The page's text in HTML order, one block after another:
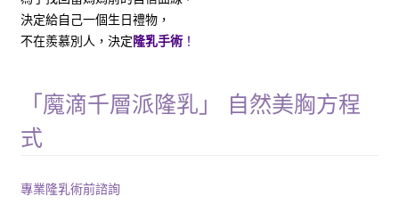
決定給自己一個生日禮物，
不在羨慕別人，決定隆乳手術 ！
「魔滴千層派隆乳」 自然美胸方程
式
專業隆乳術前諮詢